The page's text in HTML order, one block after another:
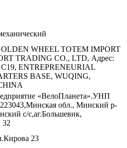
WHEEL TOTEM IMPORT
TRADING CO., LTD, Адрес:
ENTREPRENEURIAL
BASE, WUQING,
«ВелоПланета».УНП
обл., Минский р-
с/с,аг.Большевик,
32
23